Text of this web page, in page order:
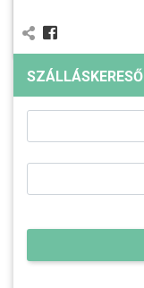
SZÁLLÁSKERESŐ